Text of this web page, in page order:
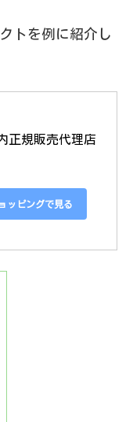
トを例に紹介し
規販売代理店
ッピングで見る